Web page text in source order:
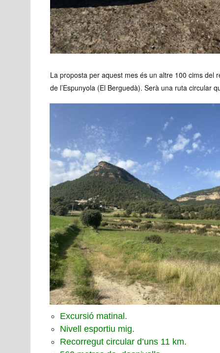
La proposta per aquest mes és un altre 100 cims
de l’Espunyola (El Berguedà). Serà una ruta circular
Excursió matinal.
Nivell esportiu mig.
Recorregut circular d’uns 11 km.